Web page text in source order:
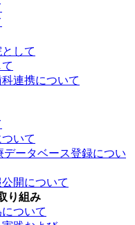
して
連携について
いて
ータベース登録につい
開について
り組み
ついて